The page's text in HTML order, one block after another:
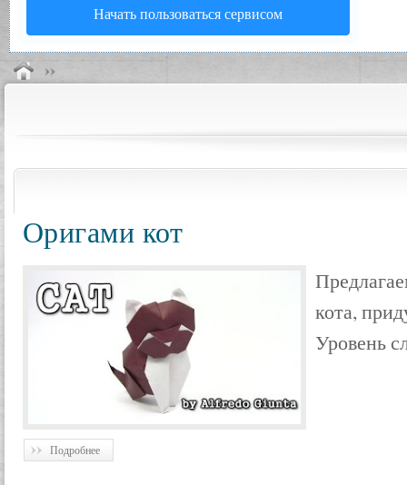
Начать пользоваться сервисом
Оригами кот
кота,
Уровень
Подробнее